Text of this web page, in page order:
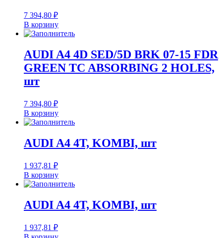
7 394,80 ₽
В корзину
AUDI A4 4D SED/5D BRK 07-15 FDR
GREEN TC ABSORBING 2 HOLES,
шт
7 394,80 ₽
В корзину
AUDI A4 4T, KOMBI, шт
1 937,81 ₽
В корзину
AUDI A4 4T, KOMBI, шт
1 937,81 ₽